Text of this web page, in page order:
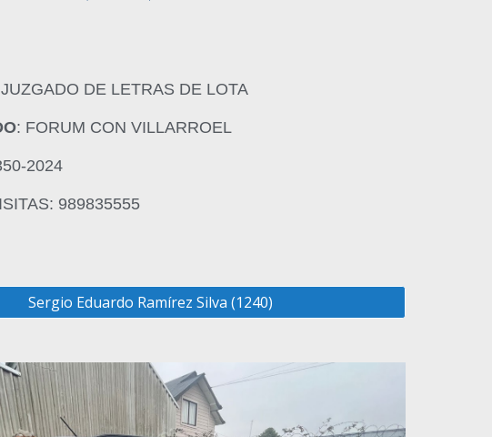
JUZGADO DE LETRAS DE LOTA
: FORUM CON VILLARROEL
2024
989835555
Sergio Eduardo Ramírez Silva (1240)